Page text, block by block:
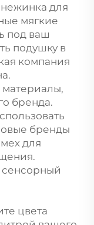
для
мягкие
под ваш
подушку в
компания
бренда.
бренды
для
сенсорный
цвета